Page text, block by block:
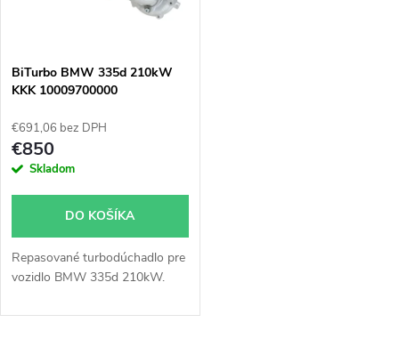
e
p
r
d
u
s
p
r
o
d
u
k
BiTurbo BMW 335d 210kW
KKK 10009700000
€691,06 bez DPH
€850
Skladom
DO KOŠÍKA
Repasované turbodúchadlo pre
vozidlo BMW 335d 210kW.